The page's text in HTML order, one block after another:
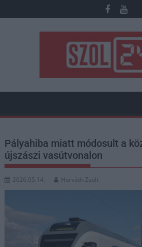
to
Pályahiba miatt módosult a
újszászi vasútvonalon
2026.05.14. Horváth Zsolt